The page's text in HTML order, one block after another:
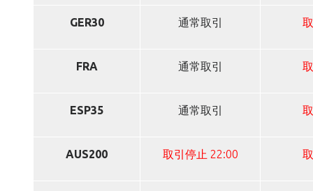
GER30 通常取引
FRA 通常取引
ESP35 通常取引
AUS200 取引停止 22:00